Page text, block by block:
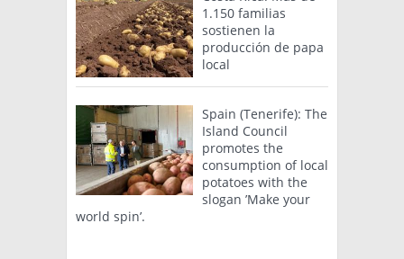
1.150 familias
sostienen la
producción de papa
local
Spain (Tenerife): The
Island Council
promotes the
consumption of local
potatoes with the
slogan ’Make your
world spin’.